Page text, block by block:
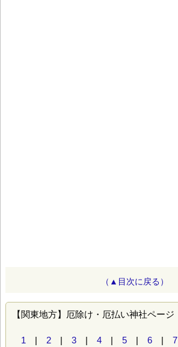
（▲目次に戻る）
【関東地方】厄除け・厄払い神社ページ
1 | 2 | 3 | 4 | 5 | 6 | 7